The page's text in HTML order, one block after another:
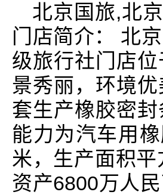
北京国旅,北
门店简介： 北
级旅行社门店
景秀丽，环境
套生产橡胶密
能力为汽车用
米，生产面积
资产6800万人